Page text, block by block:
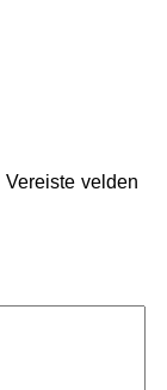
Vereiste velden